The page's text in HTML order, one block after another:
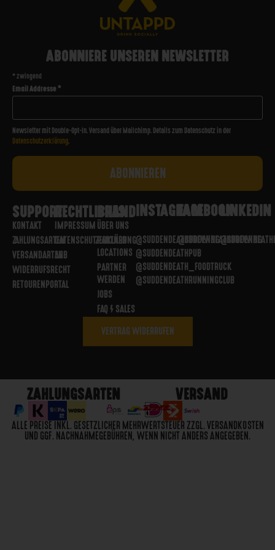
ABONNIERE UNSEREN NEWSLETTER
* zwingend
Email Addresse*
Newsletter mit Double-Opt-In. Versand über Mailchimp. Details zum Datenschutz in der
Datenschutzerklärung.
SUPPORT
KONTAKT
ZAHLUNGSARTEN
VERSANDARTEN
WIDERRUFSRECHT
RETOURENPORTAL
RECHTLICHES
IMPRESSUM
DATENSCHUTZERKLÄRUNG
AGB
BRAND
ÜBER UNS
PARTNER
LOCATIONS
PARTNER
WERDEN
JOBS
FAQ / SALES
INSTAGRAM
@SUDDENDEATHBREWING
@SUDDENDEATHPUB
@SUDDENDEATH_FOODTRUCK
@SUDDENDEATHRUNNINGCLUB
FACEBOOK
@SUDDENDEATHBREWING
LINKEDIN
VERTRAG WIDERRUFEN
ZAHLUNGSARTEN VERSAND
ALLE PREISE INKL. GESETZLICHER MEHRWERTSTEUER ZZGL. VERSANDKOSTEN
UND GGF. NACHNAHMEGEBÜHREN, WENN NICHT ANDERS ANGEGEBEN.